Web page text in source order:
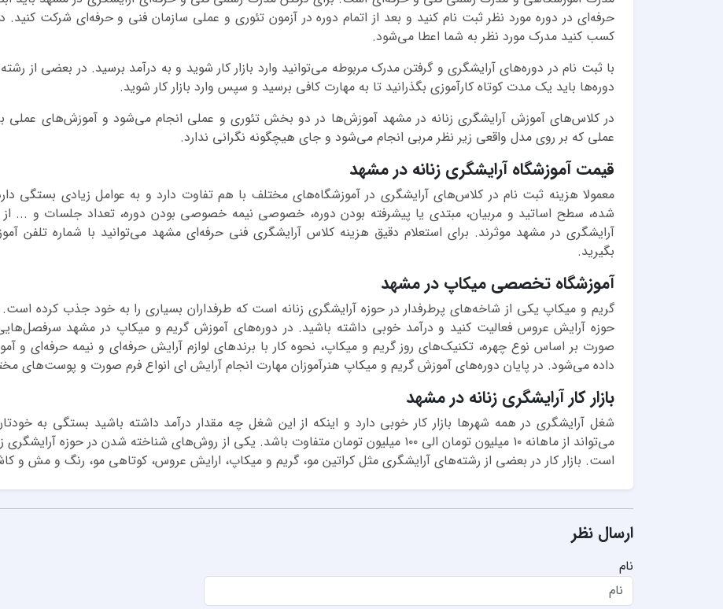
حرفه‌ای در دوره مورد نظر ثبت نام کنید و بعد از اتمام دوره در آزمون تئوری و عملی سازمان فنی و حرفه‌ای شرکت کنید.
کسب کنید مدرک مورد نظر به شما اعطا می‌شود.
با ثبت نام در دوره‌های آرایشگری و گرفتن مدرک مربوطه می‌توانید وارد بازار کار شوید و به درآمد برسید. در بعضی از
دوره‌ها باید یک مدت کوتاه کارآموزی بگذرانید تا به مهارت کافی برسید و سپس وارد بازار کار شوید.
در کلاس‌های آموزش آرایشگری زنانه در مشهد آموزش‌ها در دو بخش تئوری و عملی انجام می‌شود و آموزش‌های عملی
عملی که بر روی مدل واقعی زیر نظر مربی انجام می‌شود و جای هیچگونه نگرانی ندارد.
قیمت آموزشگاه آرایشگری زنانه در مشهد
معمولا هزینه ثبت نام در کلاس‌های آرایشگری در آموزشگاه‌های مختلف با هم تفاوت دارد و به عوامل زیادی بستگی
شده، سطح اساتید و مربیان، مبتدی یا پیشرفته بودن دوره، خصوصی نیمه خصوصی بودن دوره، تعداد جلسات و ..‌.
آرایشگری در مشهد موثرند. برای استعلام دقیق هزینه کلاس آرایشگری فنی حرفه‌ای مشهد می‌توانید با شماره
بگیرید.
آموزشگاه تخصصی میکاپ در مشهد
گریم و میکاپ یکی از شاخه‌های پرطرفدار در حوزه آرایشگری زنانه است که طرفداران بسیاری را به خود جذب کرده است.
حوزه آرایش عروس فعالیت کنید و درآمد خوبی داشته باشید. در دوره‌های آموزش گریم و میکاپ در مشهد
صورت بر اساس نوع چهره، تکنیک‌های روز گریم و میکاپ، نحوه کار با برندهای لوازم آرایش حرفه‌ای و نیمه حرفه‌ای
داده می‌شود. در پایان دوره‌های آموزش گریم و میکاپ هنرآموزان مهارت انجام آرایش ای انواع فرم صورت و پوست‌های
بازار کار آرایشگری زنانه در مشهد
شغل آرایشگری در همه شهرها بازار کار خوبی دارد و اینکه از این شغل چه مقدار درآمد داشته باشید بستگی به
می‌تواند از ماهانه ۱۰ میلیون تومان الی ۱۰۰ میلیون تومان متفاوت باشد. یکی از روش‌های شناخته شدن در
است. بازار کار در بعضی از رشته‌های آرایشگری مثل کراتین مو، گریم و میکاپ، ارایش عروس، کوتاهی مو، رنگ و مش و
ارسال نظر
نام